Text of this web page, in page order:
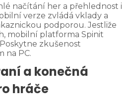
načítání her a přehlednost i
verze zvládá vklady a
podporou. Jestliže
mobilní platforma Spinit
zkušenost
na PC.
a konečná
hráče